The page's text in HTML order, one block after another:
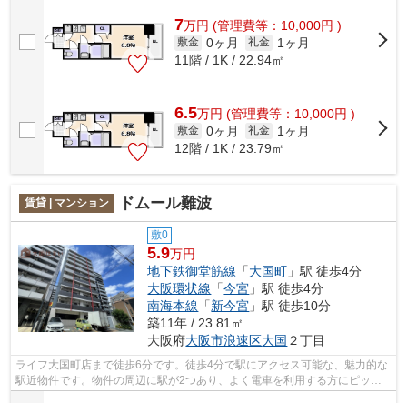
7万円 (管理費等：10,000円 )
敷金 0ヶ月 礼金
1ヶ月
11階 / 1K / 22.94㎡
6.5万円 (管理費等：10,000円 )
敷金 0ヶ月 礼金
1ヶ月
12階 / 1K / 23.79㎡
賃貸 | マンション ドムール難波
敷0
5.9万円
地下鉄御堂筋線 「大国町 」駅 徒歩4分
大阪環状線 「今宮 」駅 徒歩4分
南海本線 「新今宮 」駅 徒歩10分
築11年 / 23.81㎡
大阪府大阪市浪速区大国 ２丁目
ライフ大国町店まで徒歩6分です。徒歩4分で駅にアクセス可能な、魅力的な
駅近物件です。物件の周辺に駅が2つあり、よく電車を利用する方にピッタ
リです。共用部にはエレベータ・敷地内...